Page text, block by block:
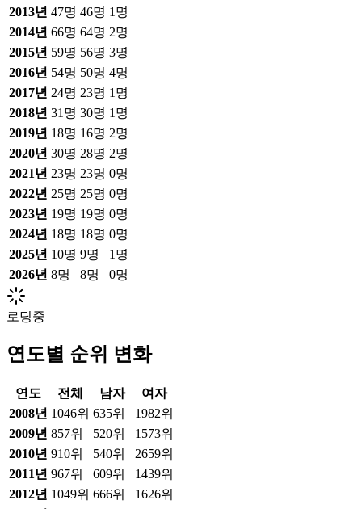
2013년 47명 46명 1 명
2014년 66명 64명 2명
2015년 59명 56명 3명
2016년 54명 50명 4명
2017년 24명 23명 1 명
2018년 31 명 30명 1 명
2019년 18명 16명 2명
2020년 30명 28명 2명
2021 년 23명 23명 0명
2022년 25명 25명 0명
2023년 19명 19명 0명
2024년 18명 18명 0명
2025년 10명 9명 1 명
2026년 8명 8명 0명
로딩중
연도별 순위 변화
연도 전체 남자
여자
2008년 1046위 635위
1982위
2009년 857위 520위
1573위
2010년 910위 540위
2659위
2011 년 967위 609위
1439위
2012년 1049위 666위
1626위